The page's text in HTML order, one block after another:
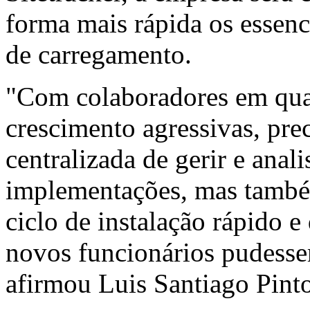
forma mais rápida os
de carregamento.
"Com colaboradores em
crescimento agressivas,
centralizada de gerir e
implementações, mas
ciclo de instalação rápido
novos funcionários
afirmou Luis Santiago